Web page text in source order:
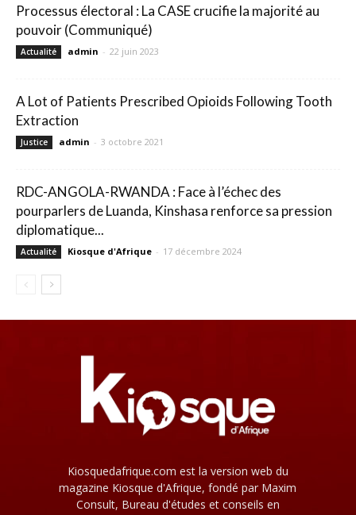
Processus électoral : La CASE crucifie la majorité au
pouvoir (Communiqué)
Actualité admin - 22 juin 2023
A Lot of Patients Prescribed Opioids Following Tooth
Extraction
Justice admin - 3 octobre 2021
RDC-ANGOLA-RWANDA : Face à l’échec des
pourparlers de Luanda, Kinshasa renforce sa pression
diplomatique...
Actualité Kiosque d'Afrique - 17 décembre 2024
Kiosquedafrique.com est la version web du
magazine Kiosque d'Afrique, fondé par Maxim
Consult, Bureau d'études et conseils en